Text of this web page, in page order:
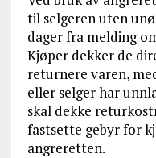
til selgeren uten
dager fra melding
Kjøper dekker de
returnere varen,
eller selger har
skal dekke
fastsette gebyr for
angreretten.